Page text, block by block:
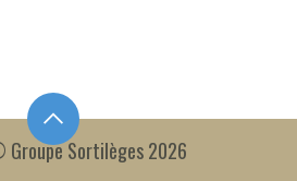
Sortilèges 2026